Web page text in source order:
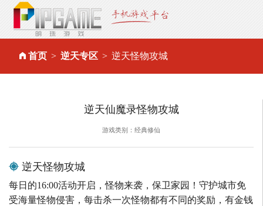
首页 逆天专区 逆天怪物攻城
逆天仙魔录怪物攻城
游戏类别：经典修仙
逆天怪物攻城
每日的16:00活动开启，怪物来袭，保卫家园！守护城市免
受海量怪物侵害，每击杀一次怪物都有不同的奖励，有金钱